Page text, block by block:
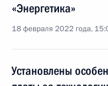
«Энергетика»
18 февраля 2022 года,
Установлены